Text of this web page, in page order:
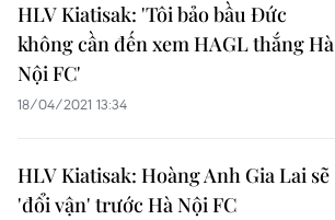
HLV Kiatisak: 'Tôi bảo bầu Đức
không cần đến xem HAGL thắng Hà
Nội FC'
18/04/2021 13:34
HLV Kiatisak: Hoàng Anh Gia Lai sẽ
'đổi vận' trước Hà Nội FC